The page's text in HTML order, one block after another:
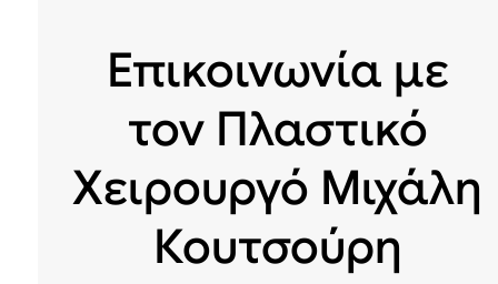
Επικοινωνία με
τον Πλαστικό
Χειρουργό Μιχάλη
Κουτσούρη